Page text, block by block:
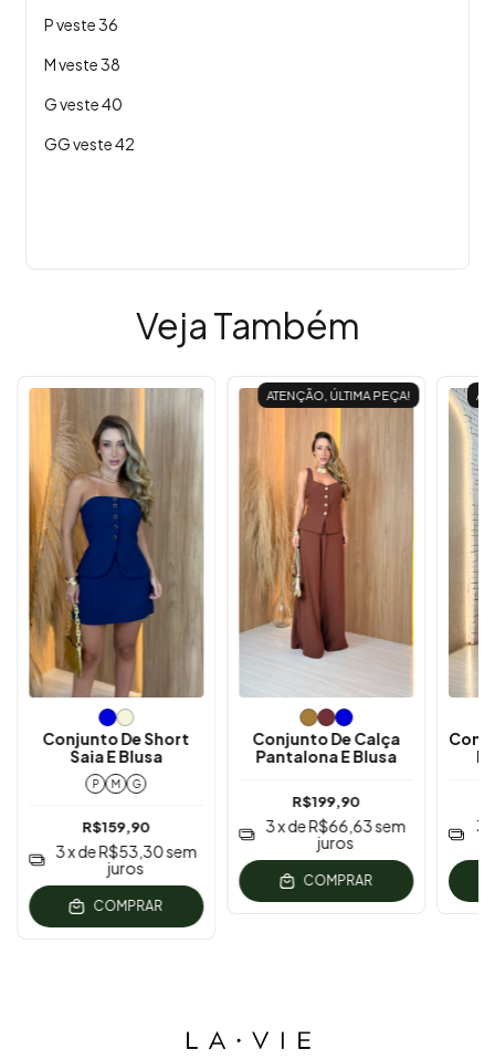
P veste 36
M veste 38
G veste 40
GG veste 42
Veja Também
Conjunto De Short
Saia E Blusa
P M G
R$159,90
3x deR$53,30sem
juros
COMPRAR
ATENÇÃO, ÚLTIMA PEÇA!
Conjunto De Calça
Pantalona E Blusa
R$199,90
3x deR$66,63sem
juros
COMPRAR
E
3